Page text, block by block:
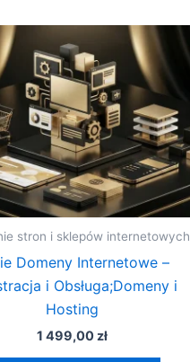
stron i sklepów internetowych
Domeny Internetowe –
i Obsługa;Domeny i
Hosting
1 499,00 zł